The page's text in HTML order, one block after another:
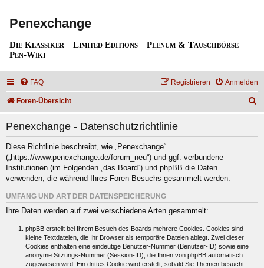
Penexchange
Die Klassiker Limited Editions
Plenum & Tauschbörse
Pen-Wiki
FAQ Anmelden
Registrieren
Foren-Übersicht
Penexchange - Datenschutzrichtlinie
Diese Richtlinie beschreibt, wie „Penexchange“
(„https://www.penexchange.de/forum_neu“) und ggf. verbundene
Institutionen (im Folgenden „das Board“) und phpBB die Daten
verwenden, die während Ihres Foren-Besuchs gesammelt werden.
UMFANG UND ART DER DATENSPEICHERUNG
Ihre Daten werden auf zwei verschiedene Arten gesammelt:
phpBB erstellt bei Ihrem Besuch des Boards mehrere Cookies. Cookies sind
kleine Textdateien, die Ihr Browser als temporäre Dateien ablegt. Zwei dieser
Cookies enthalten eine eindeutige Benutzer-Nummer (Benutzer-ID) sowie eine
anonyme Sitzungs-Nummer (Session-ID), die Ihnen von phpBB automatisch
zugewiesen wird. Ein drittes Cookie wird erstellt, sobald Sie Themen besucht